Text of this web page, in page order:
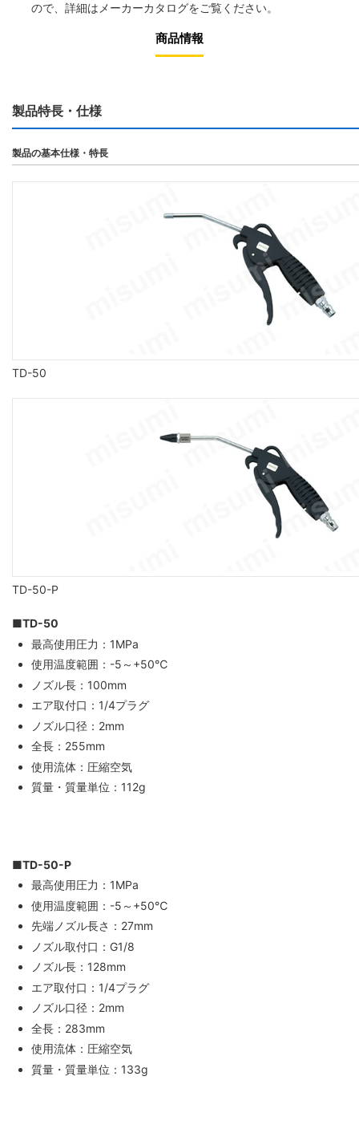
ので、詳細は メーカーカタログをご覧ください。
商品情報
製品特長・仕様
製品の基本仕様・特長
TD-50
TD-50-P
■TD-50
最高使用圧力：1MPa
使用温度範囲：-5～+50℃
ノズル長：100mm
エア取付口：1/4プラグ
ノズル口径：2mm
全長：255mm
使用流体：圧縮空気
質量・質量単位：112g
■TD-50-P
最高使用圧力：1MPa
使用温度範囲：-5～+50℃
先端ノズル長さ：27mm
ノズル取付口：G1/8
ノズル長：128mm
エア取付口：1/4プラグ
ノズル口径：2mm
全長：283mm
使用流体：圧縮空気
質量・質量単位：133g